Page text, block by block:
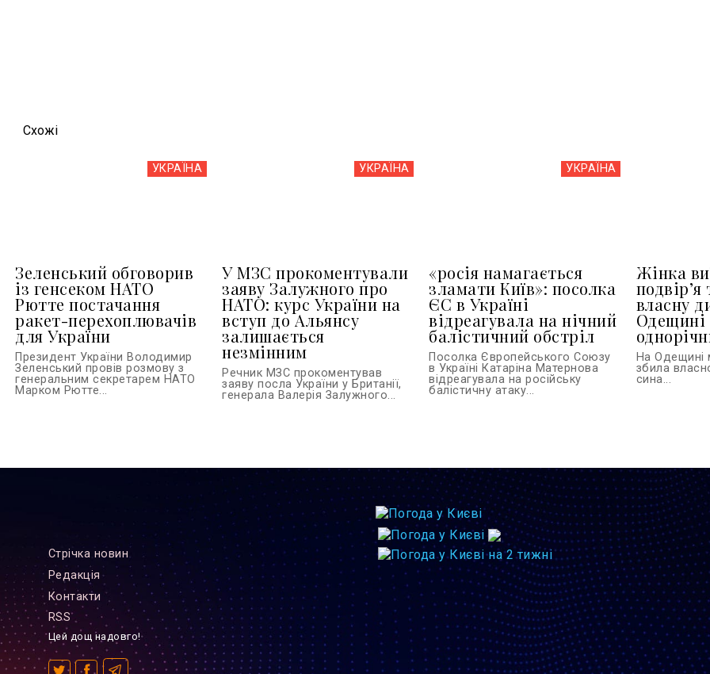
Схожi
УКРАЇНА
Зеленський обговорив
із генсеком НАТО
Рютте постачання
ракет-перехоплювачів
для України
Президент України Володимир
Зеленський провів розмову з
генеральним секретарем НАТО
Марком Рютте...
УКРАЇНА
У МЗС прокоментували
заяву Залужного про
НАТО: курс України на
вступ до Альянсу
залишається
незмінним
Речник МЗС прокоментував
заяву посла України у Британії,
генерала Валерія Залужного...
УКРАЇНА
«росія намагається
зламати Київ»: посолка
ЄС в Україні
відреагувала на нічний
балістичний обстріл
Посолка Європейського Союзу
в Україні Катаріна Матернова
відреагувала на російську
балістичну атаку...
Жінка
власну
Одещині
На Одещині
збила
сина...
Стрiчка новин
Редакцiя
Контакти
RSS
Цей дощ надовго!